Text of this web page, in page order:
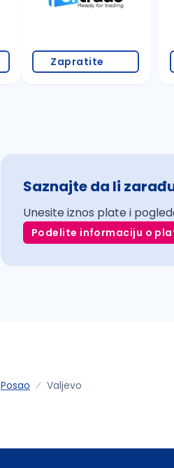
Zapratite
Saznajte da li
Unesite iznos plate i
Podelite informaciju o
Posao Valjevo